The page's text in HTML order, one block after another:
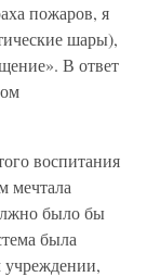
пожаров, я
шары),
В ответ
воспитания
мечтала
было бы
была